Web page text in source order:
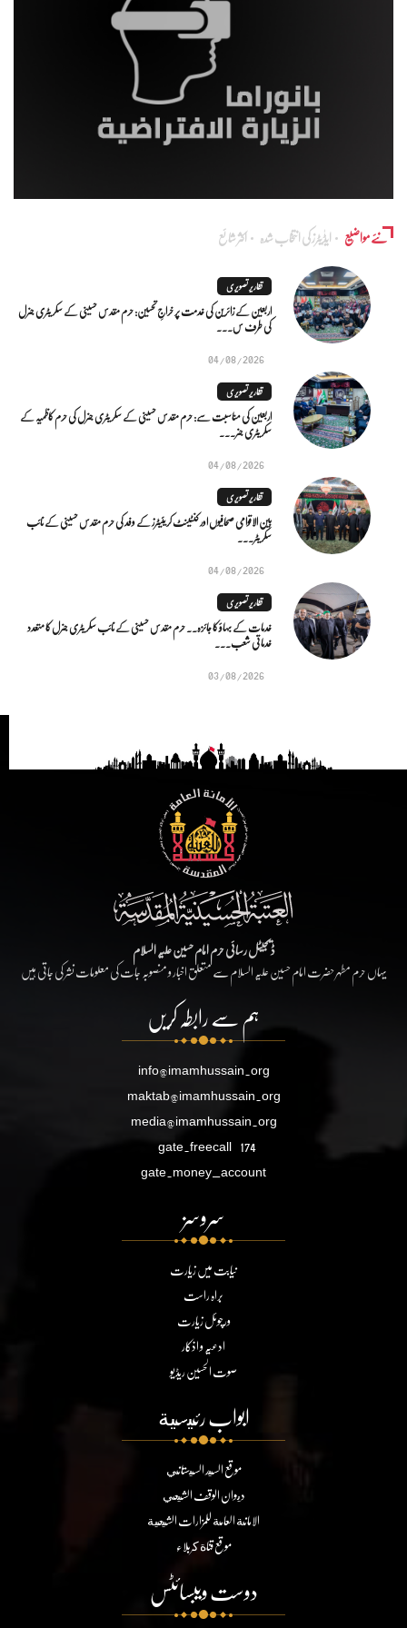
نئے مواضیع ایڈٰیٹرز کی انتخاب شدہ اکثر شائع
تقاریر تصویری
اربعین کے زائرین کی خدمت پر خراجِ تحسین: حرم مقدس حسینی کے سکریٹری جنرل
کی طرف س...
04/08/2026
تقاریر تصویری
اربعین کی مناسبت سے: حرم مقدس حسینی کے سکریٹری جنرل کی حرم کاظمیہ کے
سکریٹری جنر...
04/08/2026
تقاریر تصویری
بین الاقوامی صحافیوں اور کنٹینٹ کریئیٹرز کے وفد کی حرم مقدس حسینی کے نائب
سکریٹر...
04/08/2026
تقاریر تصویری
خدمات کے بہاؤ کا جائزہ.. حرم مقدس حسینی کے نائب سکریٹری جنرل کا متعدد
خدماتی شعب...
03/08/2026
ڈیجیٹل رسائی حرم امام حسین علیہ السلام
یہاں حرم مطہر حضرت امام حسین علیہ السلام سے متعلق اخبار و منصوبہ جات کی معلومات نشر کی جاتی ہیں
ہم سے رابطہ کریں
info@imamhussain.org
maktab@imamhussain.org
media@imamhussain.org
gate.freecall 174
gate.money_account
سروسز
نیابت میں زیارت
براہ راست
ورچوئل زیارت
ادعیہ و اذکار
صوت الحسین ریڈیو
ابواب رئيسية
موقع السيد السيستاني
ديوان الوقف الشيعي
الامانة العامة للمزارات الشيعية
موقع قناة كربلاء
دوست ویبسائٹس